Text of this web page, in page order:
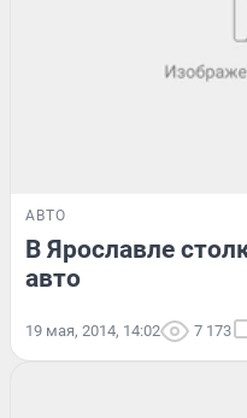
АВТО
В Ярославле
авто
19 мая, 2014, 14:02 7 173